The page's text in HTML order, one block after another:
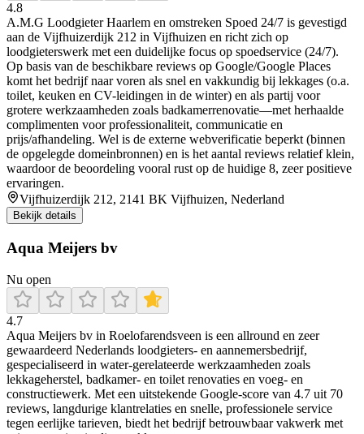
4.8
A.M.G Loodgieter Haarlem en omstreken Spoed 24/7 is gevestigd
aan de Vijfhuizerdijk 212 in Vijfhuizen en richt zich op
loodgieterswerk met een duidelijke focus op spoedservice (24/7).
Op basis van de beschikbare reviews op Google/Google Places
komt het bedrijf naar voren als snel en vakkundig bij lekkages (o.a.
toilet, keuken en CV-leidingen in de winter) en als partij voor
grotere werkzaamheden zoals badkamerrenovatie—met herhaalde
complimenten voor professionaliteit, communicatie en
prijs/afhandeling. Wel is de externe webverificatie beperkt (binnen
de opgelegde domeinbronnen) en is het aantal reviews relatief klein,
waardoor de beoordeling vooral rust op de huidige 8, zeer positieve
ervaringen.
Vijfhuizerdijk 212, 2141 BK Vijfhuizen, Nederland
Bekijk details
Aqua Meijers bv
Nu open
4.7
Aqua Meijers bv in Roelofarendsveen is een allround en zeer
gewaardeerd Nederlands loodgieters- en aannemersbedrijf,
gespecialiseerd in water-gerelateerde werkzaamheden zoals
lekkageherstel, badkamer- en toilet renovaties en voeg- en
constructiewerk. Met een uitstekende Google-score van 4.7 uit 70
reviews, langdurige klantrelaties en snelle, professionele service
tegen eerlijke tarieven, biedt het bedrijf betrouwbaar vakwerk met